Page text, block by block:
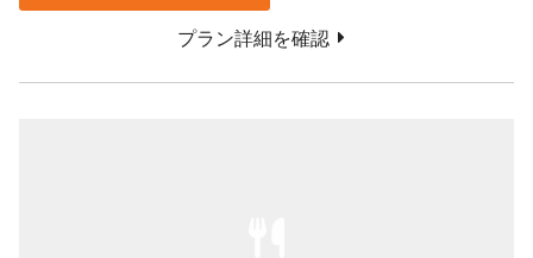
プラン詳細を確認